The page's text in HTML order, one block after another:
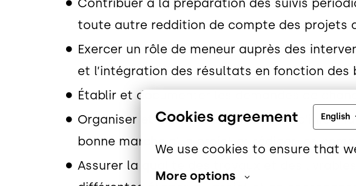
Cookies agreement English
We use cookies to ensure that
More options
Contribuer à la préparation des suivis
toute autre reddition de compte des projets
Exercer un rôle de meneur auprès des
et l’intégration des résultats en fonction des
Établir et documenter les demandes de
Organiser et animer des rencontres
bonne marche d’un projet et rédiger les
Assurer la qualité des travaux et des